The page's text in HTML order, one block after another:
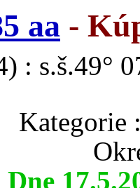
aa -
: s.š.49°
Dne